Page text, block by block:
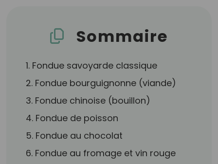
Sommaire
1. Fondue savoyarde classique
2. Fondue bourguignonne (viande)
3. Fondue chinoise (bouillon)
4. Fondue de poisson
5. Fondue au chocolat
6. Fondue au fromage et vin rouge